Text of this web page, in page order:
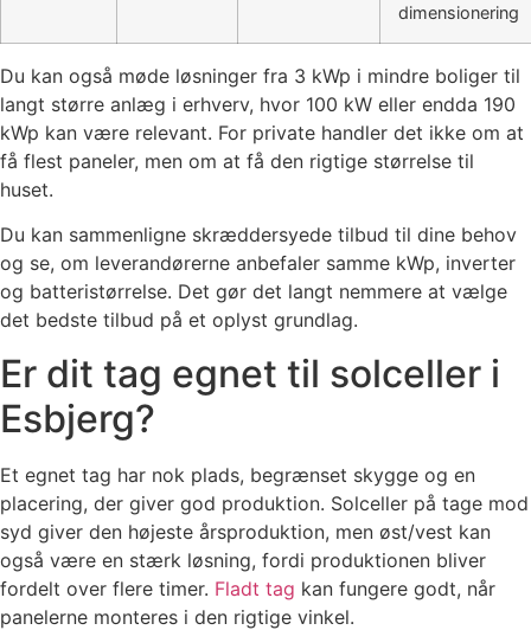
dimensionering
Du kan også møde løsninger fra 3 kWp i mindre boliger til
langt større anlæg i erhverv, hvor 100 kW eller endda 190
kWp kan være relevant. For private handler det ikke om at
få flest paneler, men om at få den rigtige størrelse til
huset.
Du kan sammenligne skræddersyede tilbud til dine behov
og se, om leverandørerne anbefaler samme kWp, inverter
og batteristørrelse. Det gør det langt nemmere at vælge
det bedste tilbud på et oplyst grundlag.
Er dit tag egnet til solceller i
Esbjerg?
Et egnet tag har nok plads, begrænset skygge og en
placering, der giver god produktion. Solceller på tage mod
syd giver den højeste årsproduktion, men øst/vest kan
også være en stærk løsning, fordi produktionen bliver
fordelt over flere timer. Fladt tag kan fungere godt, når
panelerne monteres i den rigtige vinkel.